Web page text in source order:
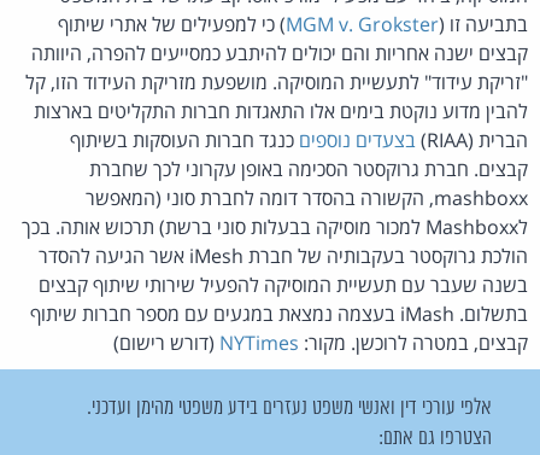
בתביעה זו (MGM v. Grokster) כי למפעילים של אתרי שיתוף
קבצים ישנה אחריות והם יכולים להיתבע כמסייעים להפרה, היוותה
"זריקת עידוד" לתעשיית המוסיקה. מושפעת מזריקת העידוד הזו, קל
להבין מדוע נוקטת בימים אלו התאגדות חברות התקליטים בארצות
הברית (RIAA)
בצעדים נוספים כנגד חברות העוסקות בשיתוף
קבצים. חברת גרוקסטר הסכימה באופן עקרוני לכך שחברת
mashboxx, הקשורה בהסדר דומה לחברת סוני (המאפשר
לMashboxx למכור מוסיקה בבעלות סוני ברשת) תרכוש אותה. בכך
הולכת גרוקסטר בעקבותיה של חברת iMesh אשר הגיעה להסדר
בשנה שעבר עם תעשיית המוסיקה להפעיל שירותי שיתוף קבצים
בתשלום. iMash בעצמה נמצאת במגעים עם מספר חברות שיתוף
קבצים, במטרה לרוכשן. מקור: NYTimes (דורש רישום)
אלפי עורכי דין ואנשי משפט נעזרים בידע משפטי מהימן ועדכני.
הצטרפו גם אתם: